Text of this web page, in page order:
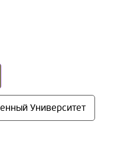
Университет